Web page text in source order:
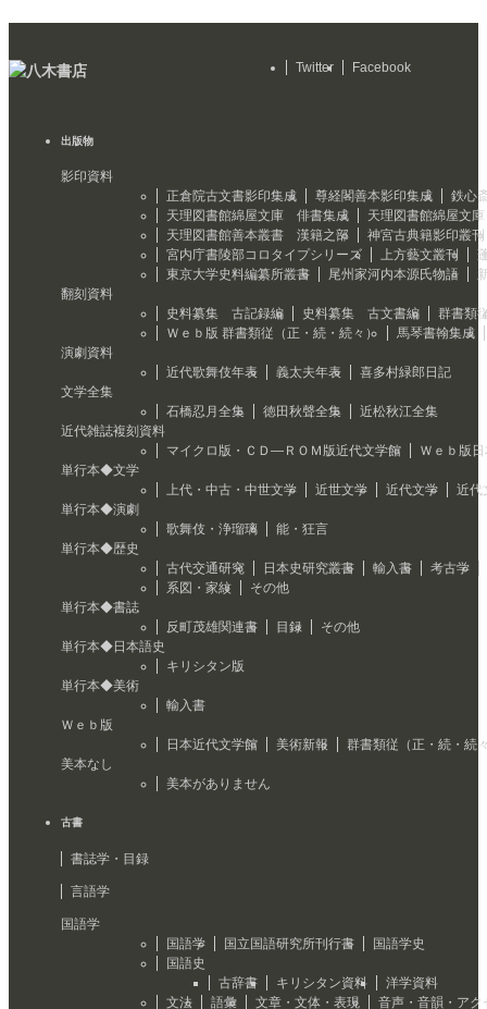
Twitter Facebook
出版物
影印資料
正倉院古文書影印集成
尊経閣善本影印集成
鉄心
天理図書館綿屋文庫 俳書集成
天理図書館綿屋文
天理図書館善本叢書 漢籍之部
神宮古典籍影印叢刊
宮内庁書陵部コロタイプシリーズ
上方藝文叢刊
東京大学史料編纂所叢書
尾州家河内本源氏物語
翻刻資料
史料纂集 古記録編
史料纂集 古文書編
群書類
Ｗｅｂ版 群書類従（正・続・続々）
馬琴書翰集成
演劇資料
近代歌舞伎年表
義太夫年表
喜多村緑郎日記
文学全集
石橋忍月全集
徳田秋聲全集
近松秋江全集
近代雑誌複刻資料
マイクロ版・ＣＤ―ＲＯＭ版近代文学館
Ｗｅｂ版
単行本◆文学
上代・中古・中世文学
近世文学 近代文学
近代
単行本◆演劇
歌舞伎・浄瑠璃
能・狂言
単行本◆歴史
古代交通研究
日本史研究叢書 輸入書
考古学
系図・家紋
その他
単行本◆書誌
反町茂雄関連書
目録
その他
単行本◆日本語史
キリシタン版
単行本◆美術
輸入書
Ｗｅｂ版
日本近代文学館
美術新報
群書類従（正・続・続
美本なし
美本がありません
古書
書誌学・目録
言語学
国語学
国語学
国立国語研究所刊行書
国語学史
国語史
古辞書
キリシタン資料
洋学資料
文法
語彙 文章・文体・表現 音声・音韻・アク